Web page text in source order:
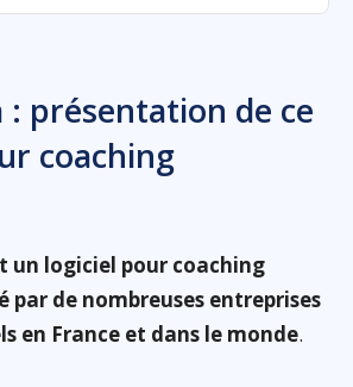
présentation de ce
coaching
un logiciel pour coaching
par de nombreuses entreprises
en France et dans le monde.